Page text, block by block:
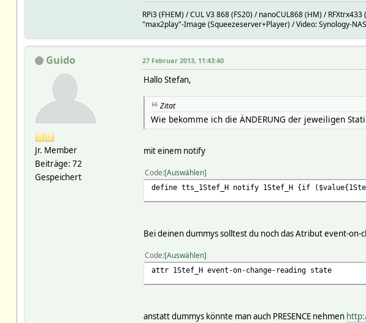
RPi3 (FHEM) / CUL V3 868 (FS20) / nanoCUL868 (HM) /
"max2play"-Image (Squeezeserver+Player) / Video: Synology-
Guido
Jr. Member
Beiträge: 72
Gespeichert
27 Februar 2013, 11:43:40
Hallo Stefan,
Zitat
Wie bekomme ich die ÄNDERUNG der jeweiligen
mit einem notify
Code Auswählen
define tts_1Stef_H notify 1Stef_H {if
Bei deinen dummys solltest du noch das Atribut event-
Code Auswählen
attr 1Stef_H event-on-change-reading state
anstatt dummys könnte man auch PRESENCE nehmen